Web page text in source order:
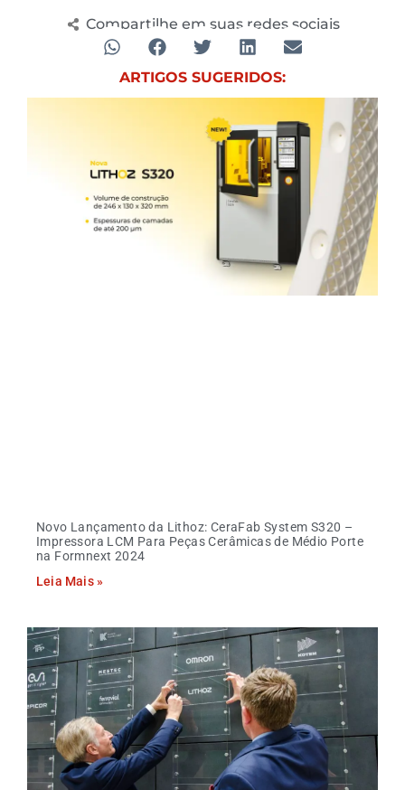
Compartilhe em suas redes sociais
ARTIGOS SUGERIDOS:
Novo Lançamento da Lithoz: CeraFab System S320 –
Impressora LCM Para Peças Cerâmicas de Médio Porte
na Formnext 2024
Leia Mais »